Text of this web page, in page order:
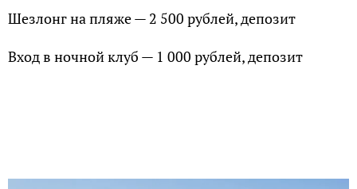
Шезлонг на пляже — 2 500 рублей, депозит
Вход в ночной клуб — 1 000 рублей, депозит